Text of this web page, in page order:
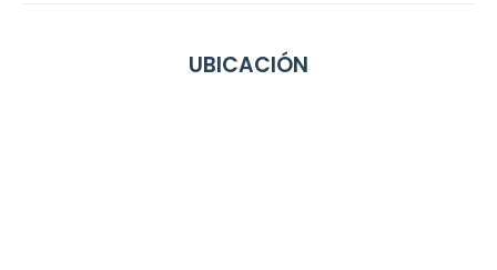
UBICACIÓN